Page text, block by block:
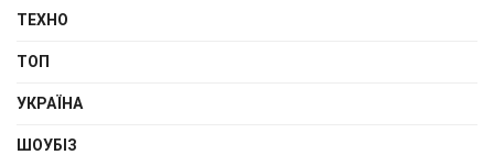
ТЕХНО
ТОП
УКРАЇНА
ШОУБІЗ